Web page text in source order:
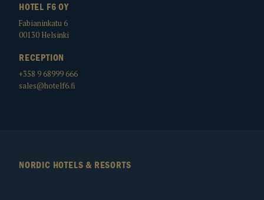
HOTEL F6 OY
Fabianinkatu 6
00130 Helsinki
RECEPTION
+358 9 68999 666
sales@hotelf6.fi
NORDIC HOTELS & RESORTS